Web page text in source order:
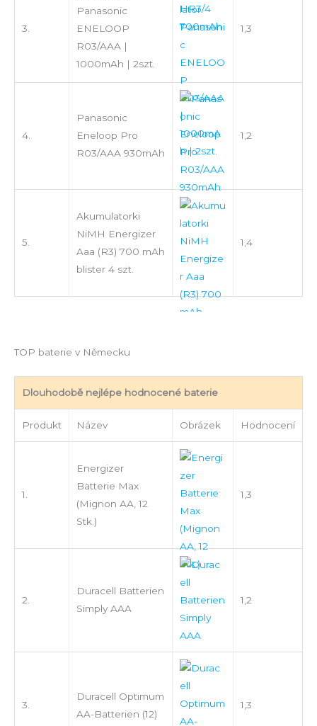
3.
Panasonic
ENELOOP
R03/AAA |
1000mAh | 2szt.
1,3
4.
Panasonic
Eneloop Pro
R03/AAA 930mAh
1,2
5.
Akumulatorki
NiMH Energizer
Aaa (R3) 700 mAh
blister 4 szt.
1,4
TOP baterie v Německu
Dlouhodobě nejlépe hodnocené baterie
Produkt Název Obrázek Hodnocení
1.
Energizer
Batterie Max
(Mignon AA, 12
Stk.)
1,3
2.
Duracell Batterien
Simply AAA
1,2
3.
Duracell Optimum
AA-Batterien (12)
1,3